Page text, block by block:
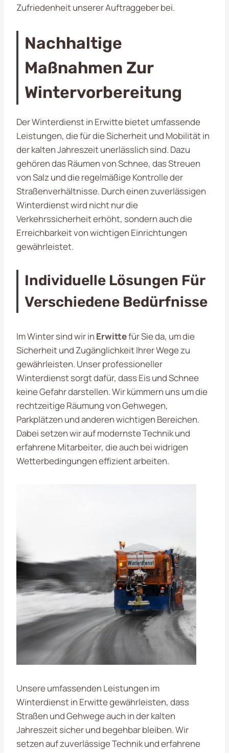
Zufriedenheit unserer Auftraggeber bei.
Nachhaltige
Maßnahmen Zur
Wintervorbereitung
Der Winterdienst in Erwitte bietet umfassende
Leistungen, die für die Sicherheit und Mobilität in
der kalten Jahreszeit unerlässlich sind. Dazu
gehören das Räumen von Schnee, das Streuen
von Salz und die regelmäßige Kontrolle der
Straßenverhältnisse. Durch einen zuverlässigen
Winterdienst wird nicht nur die
Verkehrssicherheit erhöht, sondern auch die
Erreichbarkeit von wichtigen Einrichtungen
gewährleistet.
Individuelle Lösungen Für
Verschiedene Bedürfnisse
Im Winter sind wir in Erwittefür Sie da, um die
Sicherheit und Zugänglichkeit Ihrer Wege zu
gewährleisten. Unser professioneller
Winterdienst sorgt dafür, dass Eis und Schnee
keine Gefahr darstellen. Wir kümmern uns um die
rechtzeitige Räumung von Gehwegen,
Parkplätzen und anderen wichtigen Bereichen.
Dabei setzen wir auf modernste Technik und
erfahrene Mitarbeiter, die auch bei widrigen
Wetterbedingungen effizient arbeiten.
Unsere umfassenden Leistungen im
Winterdienst in Erwitte gewährleisten, dass
Straßen und Gehwege auch in der kalten
Jahreszeit sicher und begehbar bleiben. Wir
setzen auf zuverlässige Technik und erfahrene